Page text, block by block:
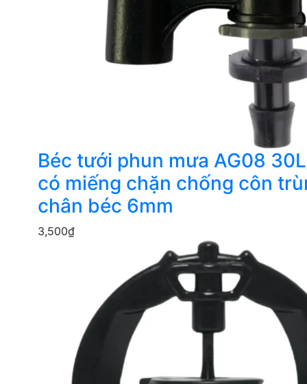
Béc tưới phun mưa AG08
có miếng chặn chống côn
chân béc 6mm
3,500₫